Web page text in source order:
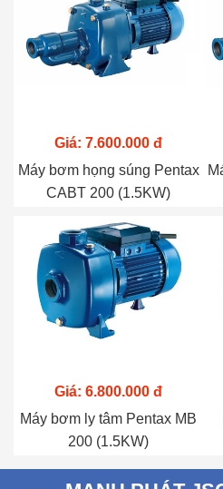
Giá: 7.600.000 đ
Máy bơm họng súng Pentax
CABT 200 (1.5KW)
Giá: 6.800.000 đ
Máy bơm ly tâm Pentax MB
200 (1.5KW)